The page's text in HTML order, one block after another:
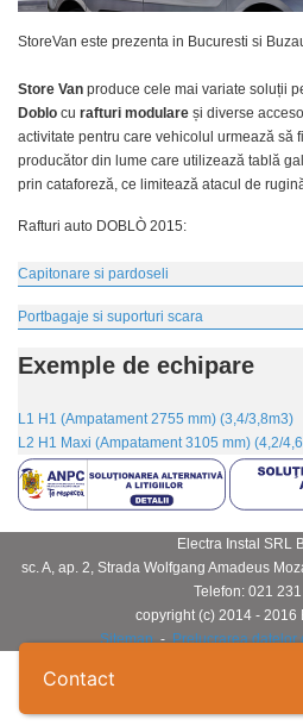
StoreVan este prezenta in Bucuresti si
Store Van produce cele mai variate soluții
Doblo cu rafturi modulare și diverse
activitate pentru care vehicolul urmează să
producător din lume care utilizează tablă
prin cataforeză, ce limitează atacul de
Rafturi auto DOBLÒ 2015:
Capitonare si pardoseli
Portbagaje si suporturi scara
Exemple de echipare
L1 H1 (Ampatament 2755 mm) (3,4/3,8m3)
L2 H1 Maxi (Ampatament 3105 mm) (4,2/
Electra Instal SRL
sc. A, ap. 2, Strada Wolfgang Amadeus
Telefon: 021
copyright (c) 2014 - 2016
Sitemap-Prelucrarea datelor
Contact